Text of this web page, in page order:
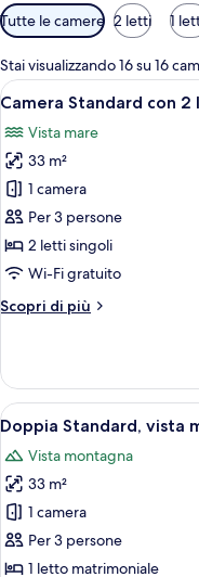
Filtri
disponibili
per
le
camere
Tutte le camere 2 letti 1
Stai visualizzando 16 su 16
Apri
tutte
le
foto
per
Camera
Standard
con
letti
mare
6
Camera Standard con
Vista mare
33 m²
1 camera
Per 3 persone
2 letti singoli
Wi-Fi gratuito
Scopri di più
Altri
Standard
con
2
letti
singoli,
vista
mare
Apri
tutte
le
foto
per
Doppia
Standard,
7
Doppia Standard, vista
Vista montagna
33 m²
1 camera
Per 3 persone
1 letto matrimoniale